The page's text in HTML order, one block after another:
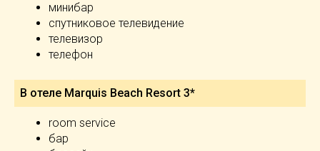
минибар
спутниковое телевидение
телевизор
телефон
В отеле Marquis Beach Resort 3*
room service
бар